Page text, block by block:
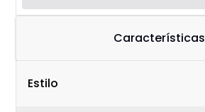
Características
Estilo